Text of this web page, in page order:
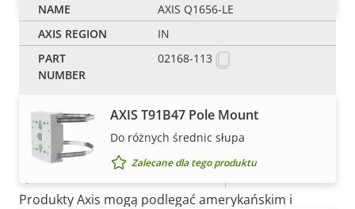
Zasilanie
Opis
Wartość
Moc (maksymalna)
Moc (średnia)
Napięcie wejściowe zasilania
prądem stałym
Mocowania
AXIS T91B47 Pole Mount
Do różnych średnic słupa
Zalecane dla tego produktu
AXIS Q1656-LE
IN
02168-113
Produkty Axis mogą podlegać amerykańskim i